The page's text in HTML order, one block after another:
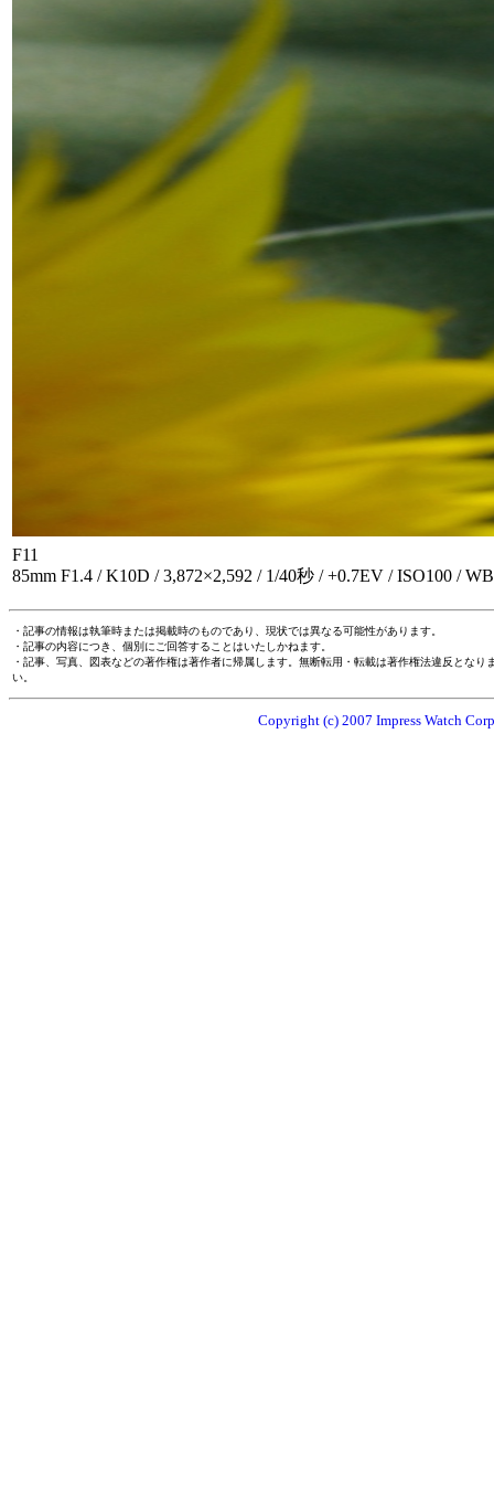
F11
85mm F1.4 / K10D / 3,872×2,592 / 1/40秒 / +0.7EV / ISO100 /
・記事の情報は執筆時または掲載時のものであり、現状では異なる可能性があります。
・記事の内容につき、個別にご回答することはいたしかねます。
・記事、写真、図表などの著作権は著作者に帰属します。無断転用・転載は著作権法違反とな
い。
Copyright (c) 2007 Impress Watch